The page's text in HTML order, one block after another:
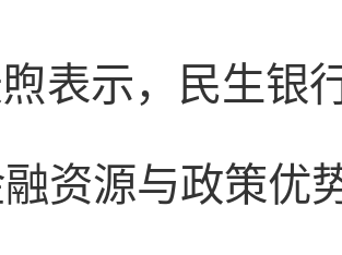
表示，民生银
资源与政策优